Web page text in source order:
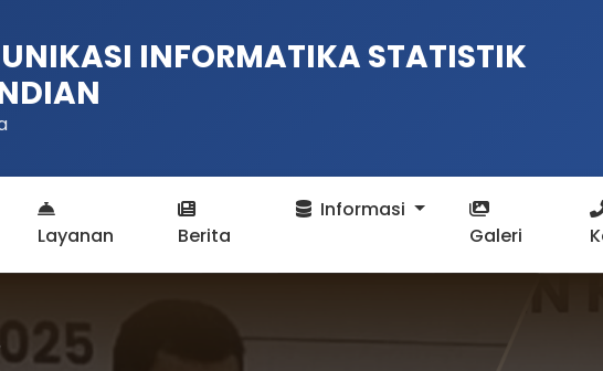
INFORMATIKA STATISTIK
Layanan
Berita
Informasi
Galeri